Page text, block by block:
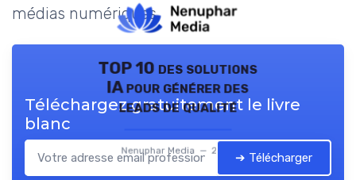
médias numériques.
TOP 10 des solutions
IA pour générer des
leads de qualité
Nenuphar Media — 2026
Téléchargez gratuitement le livre
blanc
➔ Télécharger